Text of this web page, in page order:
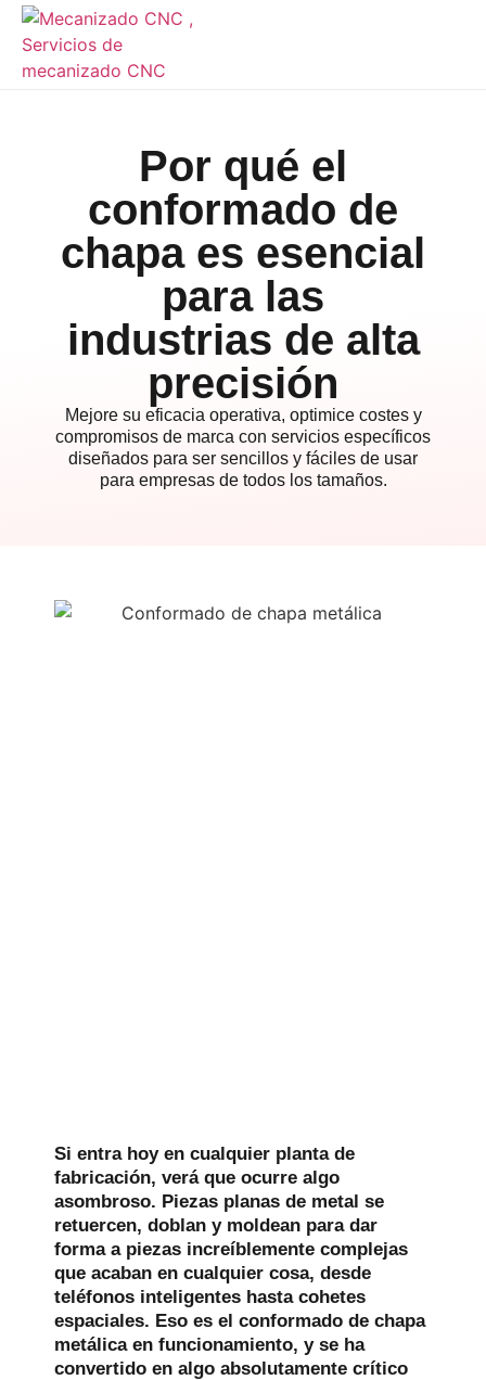
Por qué el
conformado de
chapa es esencial
para las
industrias de alta
precisión
Mejore su eficacia operativa, optimice costes y
compromisos de marca con servicios específicos
diseñados para ser sencillos y fáciles de usar
para empresas de todos los tamaños.
Si entra hoy en cualquier planta de
fabricación, verá que ocurre algo
asombroso. Piezas planas de metal se
retuercen, doblan y moldean para dar
forma a piezas increíblemente complejas
que acaban en cualquier cosa, desde
teléfonos inteligentes hasta cohetes
espaciales. Eso es el conformado de chapa
metálica en funcionamiento, y se ha
convertido en algo absolutamente crítico